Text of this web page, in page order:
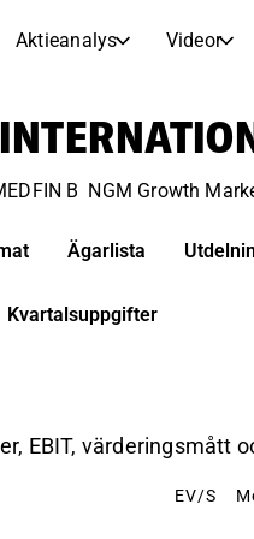
Aktieanalys Videor
Börs
Börskalender
Aktieanalys
Portfölj
inderesTV
Transkriptioner
Aktiejämförelse
Earnings Season
B NGM Growth
Ägarlista
Kvartalsuppgifter
EBIT, värderingsmått
EV/S